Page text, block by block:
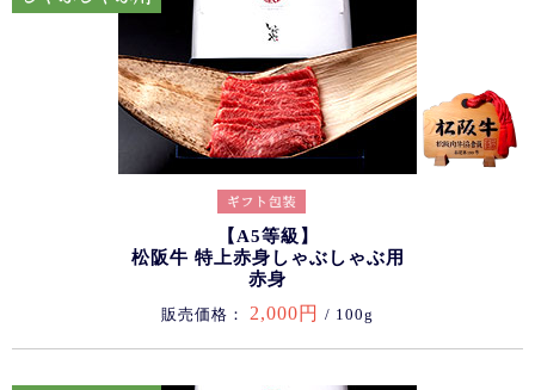
【A5等級】
松阪牛 特上赤身しゃぶしゃぶ用
赤身
販売価格： 2,000円 / 100g